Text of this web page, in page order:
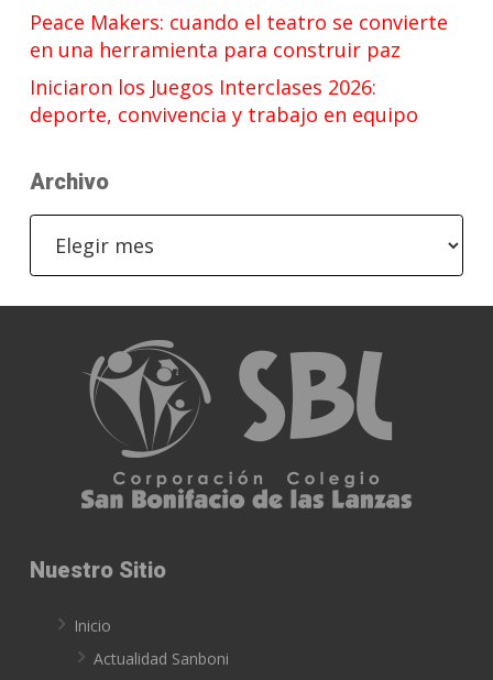
Peace Makers: cuando el teatro se convierte
en una herramienta para construir paz
Iniciaron los Juegos Interclases 2026:
deporte, convivencia y trabajo en equipo
Archivo
Nuestro Sitio
Inicio
Actualidad Sanboni